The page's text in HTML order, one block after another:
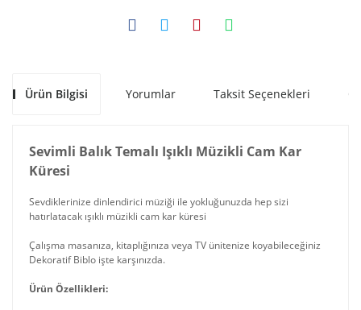
Ürün Bilgisi Yorumlar Taksit Seçenekleri
Sevimli Balık Temalı Işıklı Müzikli Cam Kar
Küresi
Sevdiklerinize dinlendirici müziği ile yokluğunuzda hep sizi
hatırlatacak ışıklı müzikli cam kar küresi
Çalışma masanıza, kitaplığınıza veya TV ünitenize koyabileceğiniz
Dekoratif Biblo işte karşınızda.
Ürün Özellikleri: